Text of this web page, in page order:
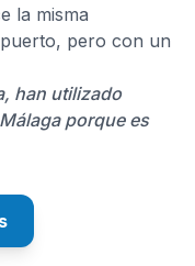
la misma
pero con un
han utilizado
porque es